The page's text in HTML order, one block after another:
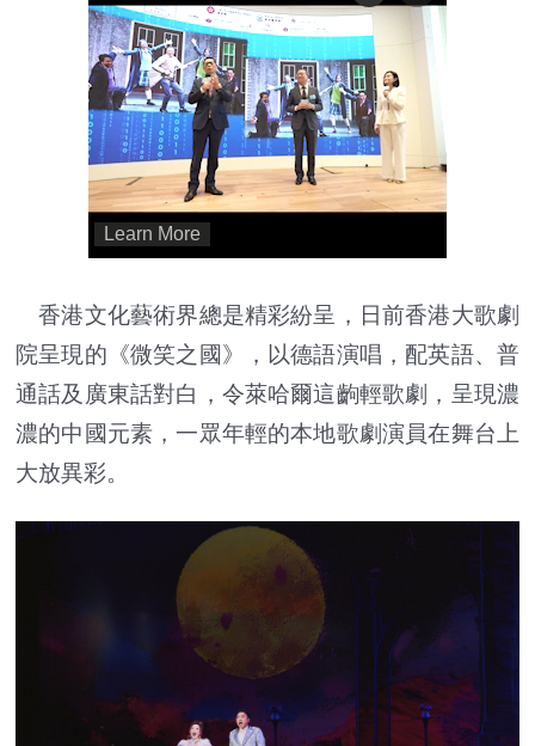
香港文化藝術界總是精彩紛呈，日前香港大歌劇
院呈現的《微笑之國》，以德語演唱，配英語、普
通話及廣東話對白，令萊哈爾這齣輕歌劇，呈現濃
濃的中國元素，一眾年輕的本地歌劇演員在舞台上
大放異彩。